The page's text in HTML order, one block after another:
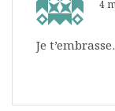
4
Je